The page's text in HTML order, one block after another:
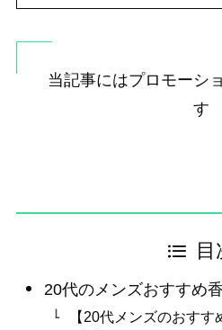
当記事にはプロモーシ
す
目
20代のメンズおすすめ
【20代メンズのおす